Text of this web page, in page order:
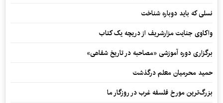
نسلی که باید دوباره شناخت
واکاوی جنایت مزارشریف از دریچه یک کتاب
برگزاری دوره آموزشی «مصاحبه در تاریخ شفاهی»
حمید محرمیان معلم درگذشت
بزرگ‌ترین مورخ فلسفه غرب در روزگار ما